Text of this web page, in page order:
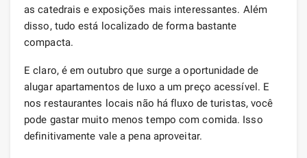
as catedrais e exposições mais interessantes. Além
disso, tudo está localizado de forma bastante
compacta.
E claro, é em outubro que surge a oportunidade de
alugar apartamentos de luxo a um preço acessível. E
nos restaurantes locais não há fluxo de turistas, você
pode gastar muito menos tempo com comida. Isso
definitivamente vale a pena aproveitar.